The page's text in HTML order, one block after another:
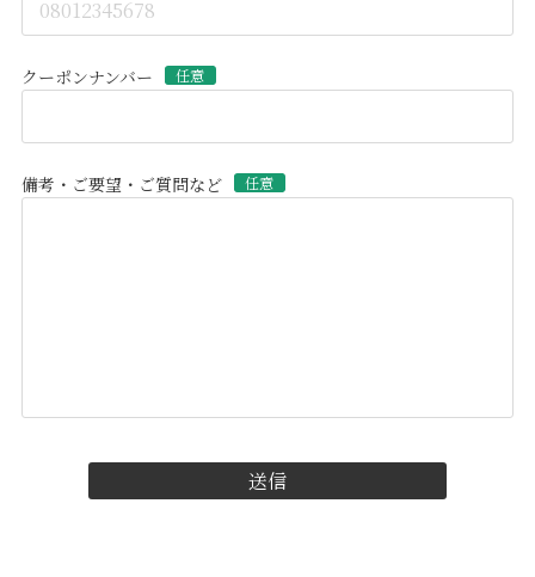
クーポンナンバー 任意
備考・ご要望・ご質問など 任意